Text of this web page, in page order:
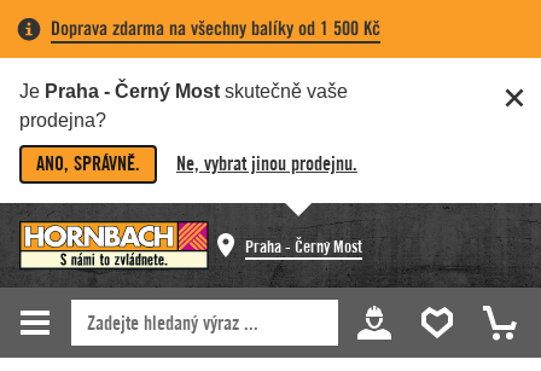
Doprava zdarma na všechny balíky od 1 500 Kč
Je Praha - Černý Most skutečně vaše
prodejna?
ANO, SPRÁVNĚ. Ne, vybrat jinou prodejnu.
Praha - Černý Most